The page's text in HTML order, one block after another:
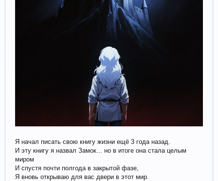
Я начал писать свою книгу жизни ещё 3 года назад.
И эту книгу я назвал Замок... но в итоге она стала целым
миром
И спустя почти полгода в закрытой фазе,
Я вновь открываю для вас двери в этот мир.